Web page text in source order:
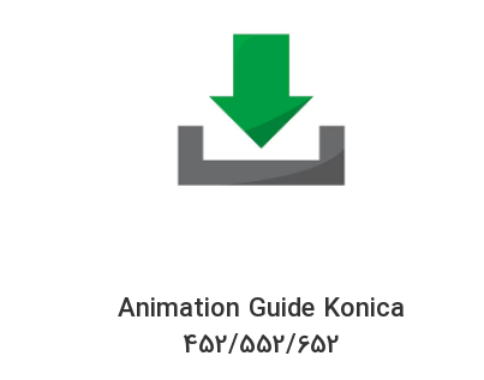
Animation Guide Konica
452/552/652